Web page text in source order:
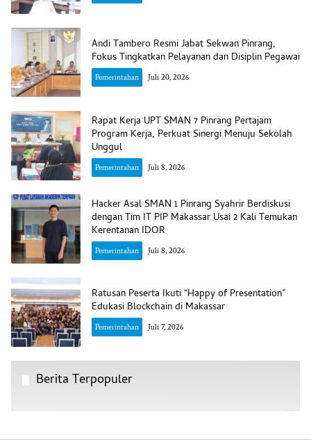
Andi Tambero Resmi Jabat Sekwan Pinrang,
Fokus Tingkatkan Pelayanan dan Disiplin Pegawai
Pemerintahan Juli 20, 2026
Rapat Kerja UPT SMAN 7 Pinrang Pertajam
Program Kerja, Perkuat Sinergi Menuju Sekolah
Unggul
Pemerintahan Juli 8, 2026
Hacker Asal SMAN 1 Pinrang Syahrir Berdiskusi
dengan Tim IT PIP Makassar Usai 2 Kali Temukan
Kerentanan IDOR
Pemerintahan Juli 8, 2026
Ratusan Peserta Ikuti “Happy of Presentation”
Edukasi Blockchain di Makassar
Pemerintahan Juli 7, 2026
Berita Terpopuler